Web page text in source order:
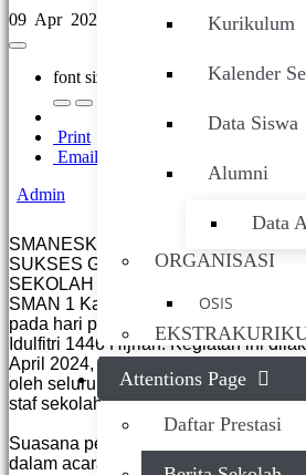
Kurikulum
Kalender
Data Siswa
Alumni
Data
ORGANISASI
OSIS
Attentions Page
Daftar Prestasi
09 Apr 2025
font size
Print
Email
Admin
SMANESKA TOP NEWS >> SMAN 1
SUKSES GELAR HALAL BIHALAL DI
SEKOLAH USAI LIBUR LEBARAN
SMAN 1 Karangan sukses
pada hari pertama masuk sekolah
Idulfitri 1446 Hijriah. Kegiatan ini
April 2024, bertempat di lapangan
oleh seluruh warga sekolah, mulai
staf sekolah.
Suasana penuh kehangatan dan
dalam acara ini, sebagai momen